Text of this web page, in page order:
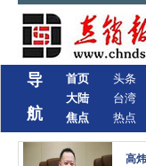
导
航
首页
大陆
焦点
头条
台湾
热点
高